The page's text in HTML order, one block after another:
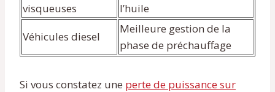
visqueuses
l’huile
Véhicules diesel
Meilleure gestion de la
phase de préchauffage
Si vous constatez une perte de puissance sur